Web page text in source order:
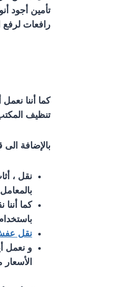
تأمين أجود
رافعات لرفع
كما أننا
تنظيف
بالإضافة
نقل ،
كما
نقل
و نعمل